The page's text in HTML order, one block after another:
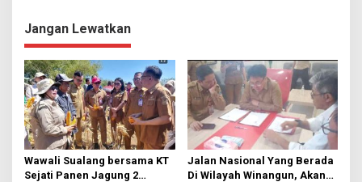
g
a
s
i
p
o
s
Jangan Lewatkan
Wawali Sualang bersama KT
Sejati Panen Jagung 2
Jalan Nasional Yang Berada
Di Wilayah Winangun, Akan